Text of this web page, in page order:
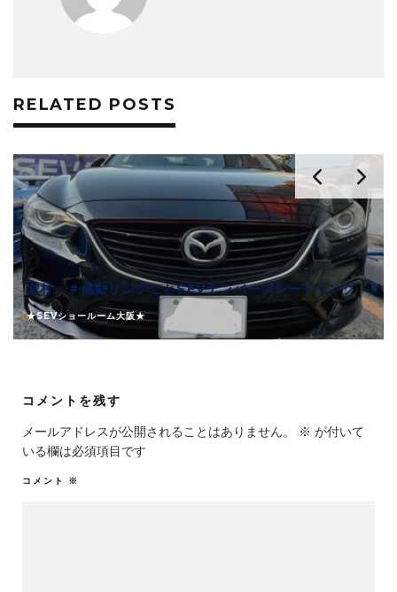
RELATED POSTS
宮村：＃感動リングことSEVナンバープレートリング
★SEVショールーム大阪★
コメントを残す
メールアドレスが公開されることはありません。 ※ が付いて
いる欄は必須項目です
コメント ※